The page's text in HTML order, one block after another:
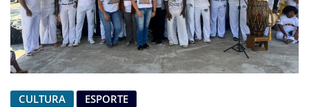
CULTURA ESPORTE